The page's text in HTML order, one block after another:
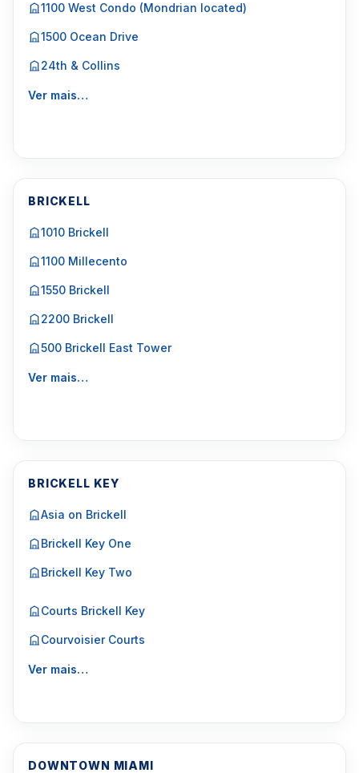
1100 West Condo (Mondrian located)
1500 Ocean Drive
24th & Collins
Ver mais…
BRICKELL
1010 Brickell
1100 Millecento
1550 Brickell
2200 Brickell
500 Brickell East Tower
Ver mais…
BRICKELL KEY
Asia on Brickell
Brickell Key One
Brickell Key Two
Courts Brickell Key
Courvoisier Courts
Ver mais…
DOWNTOWN MIAMI